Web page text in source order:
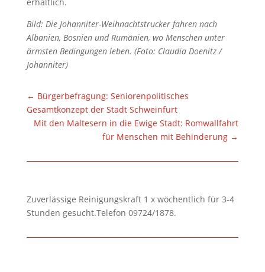
Bild: Die Johanniter-Weihnachtstrucker fahren nach
Albanien, Bosnien und Rumänien, wo Menschen unter
ärmsten Bedingungen leben. (Foto: Claudia Doenitz /
Johanniter)
← Bürgerbefragung: Seniorenpolitisches
Gesamtkonzept der Stadt Schweinfurt
Mit den Maltesern in die Ewige Stadt: Romwallfahrt
für Menschen mit Behinderung →
Zuverlässige Reinigungskraft 1 x wöchentlich für 3-4
Stunden gesucht.Telefon 09724/1878.